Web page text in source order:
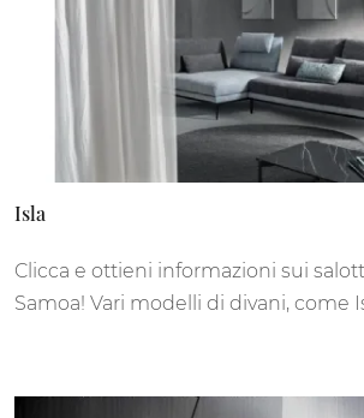
Isla
Clicca e ottieni informazioni sui
Samoa! Vari modelli di divani, come